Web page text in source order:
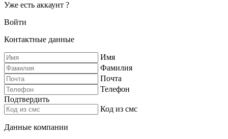
Уже есть аккаунт ?
Войти
Контактные данные
Имя
Фамилия
Почта
Телефон
Подтвердить
Код из смс
Данные компании